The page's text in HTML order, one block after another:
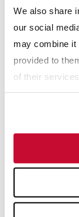
We also share
our social
may combine it
provided to
of their services.
McLanahan
recuperación y
clientes
Etiquetas: